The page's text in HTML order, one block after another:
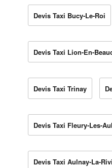
Devis Taxi Bucy-Le-Roi
Devis Taxi Lion-En-
Devis Taxi Trinay
Devis Taxi Fleury-Les-
Devis Taxi Aulnay-La-